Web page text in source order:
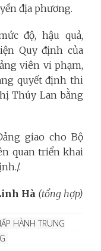
địa phương.
độ, hậu quả,
Quy định của
viên vi phạm,
quyết định thi
Thúy Lan bằng
giao cho Bộ
quan triển khai
.
Hà (tổng hợp)
HÀNH TRUNG